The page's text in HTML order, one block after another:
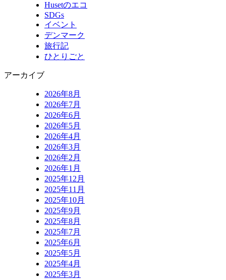
Husetのエコ
SDGs
イベント
デンマーク
旅行記
ひとりごと
アーカイブ
2026年8月
2026年7月
2026年6月
2026年5月
2026年4月
2026年3月
2026年2月
2026年1月
2025年12月
2025年11月
2025年10月
2025年9月
2025年8月
2025年7月
2025年6月
2025年5月
2025年4月
2025年3月